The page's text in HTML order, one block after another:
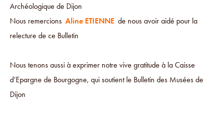
Archéologique de Dijon
Nous remercions Aline ETIENNE de nous avoir aidé pour la
relecture de ce Bulletin
Nous tenons aussi à exprimer notre vive gratitude à la Caisse
d’Epargne de Bourgogne, qui soutient le Bulletin des Musées de
Dijon